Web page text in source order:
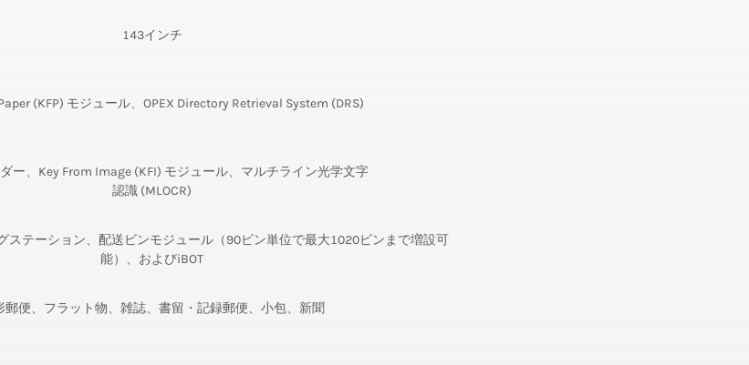
143インチ
(KFP) モジュール、OPEX Directory Retrieval System (DRS)
ー、Key From Image (KFI) モジュール、マルチライン光学文字
認識 (MLOCR)
ステーション、配送ビンモジュール（90ビン単位で最大1020ビンまで増設可
能）、およびiBOT
郵便、フラット物、雑誌、書留・記録郵便、小包、新聞